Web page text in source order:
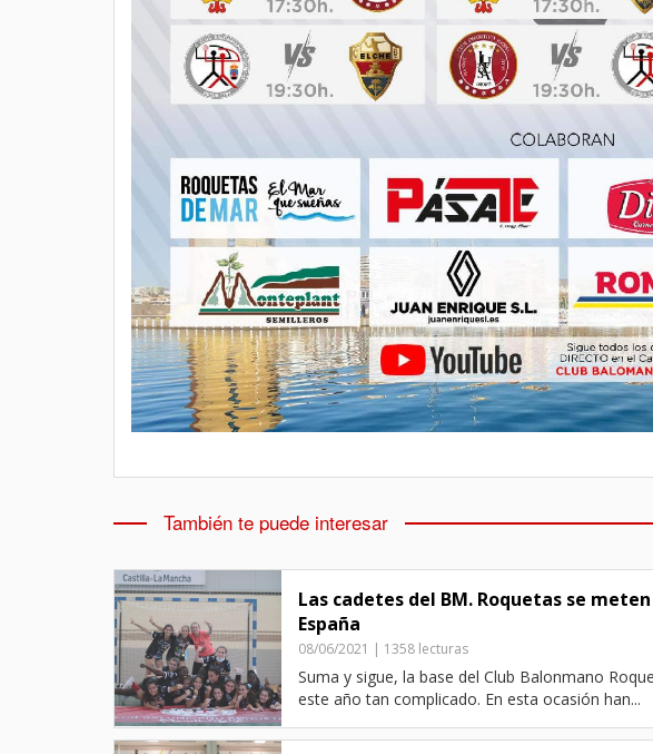
También te puede interesar
Las cadetes del BM. Roquetas se
España
08/06/2021 | 1358 lecturas
Suma y sigue, la base del Club Balonmano
este año tan complicado. En esta ocasión han...